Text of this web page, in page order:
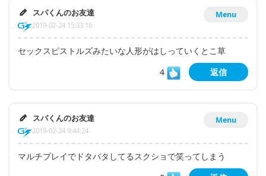
Menu
スパくんのお友達
2019-02-24 15:33:16
セックスピストルズみたいな人形がはしっていくとこ草
4
返信
Menu
スパくんのお友達
2019-02-24 9:44:24
マルチプレイでドタバタしてるスクショで笑ってしまう